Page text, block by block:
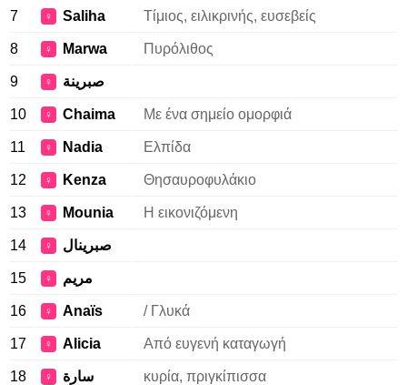
7 ♀ Saliha Τίμιος, ειλικρινής, ευσεβείς
8 ♀ Marwa Πυρόλιθος
9 ♀ صبرينة
10 ♀ Chaima Με ένα σημείο ομορφιά
11 ♀ Nadia Ελπίδα
12 ♀ Kenza Θησαυροφυλάκιο
13 ♀ Mounia Η εικονιζόμενη
14 ♀ صبرينال
15 ♀ مريم
16 ♀ Anaïs / Γλυκά
17 ♀ Alicia Από ευγενή καταγωγή
18 ♀ سارة κυρία, πριγκίπισσα